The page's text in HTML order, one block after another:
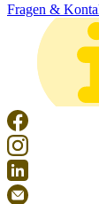
Fragen &